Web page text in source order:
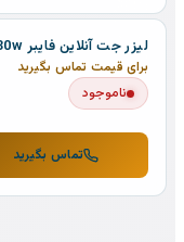
لیزر جت آنلاین فایبر 30w
برای قیمت تماس بگیرید
ناموجود
تماس بگیرید